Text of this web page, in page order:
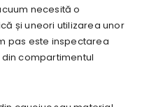
necesită o
și uneori utilizarea unor
pas este inspectarea
compartimentul